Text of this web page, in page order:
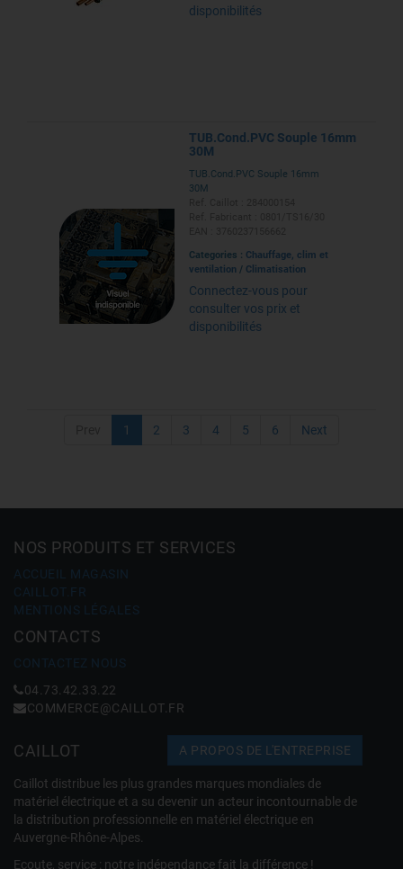
disponibilités
TUB.Cond.PVC Souple 16mm
30M
TUB.Cond.PVC Souple 16mm
30M
Categories : Chauffage, clim et
ventilation / Climatisation
Connectez-vous pour
consulter vos prix et
disponibilités
1 2 3 4 5 6 Next
NOS PRODUITS ET SERVICES
ACCUEIL MAGASIN
CAILLOT.FR
MENTIONS LÉGALES
CONTACTS
CONTACTEZ NOUS
04.73.42.33.22
COMMERCE@CAILLOT.FR
CAILLOT A PROPOS DE L'ENTREPRISE
Caillot distribue les plus grandes marques mondiales de
matériel électrique et a su devenir un acteur incontournable de
la distribution professionnelle en matériel électrique en
Auvergne-Rhône-Alpes.
Ecoute, service : notre indépendance fait la différence !